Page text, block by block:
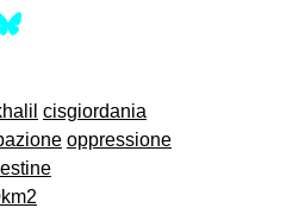
cisgiordania
oppressione